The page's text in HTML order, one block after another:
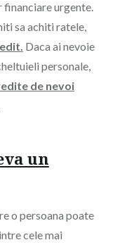
urgente.
sa achiti ratele,
Daca ai nevoie
personale,
de nevoi
un
o persoana poate
cele mai